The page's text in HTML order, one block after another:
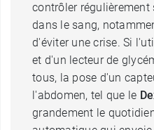
contrôler
dans le sang,
d'éviter une crise. Si
et d'un lecteur de
tous, la pose d'un
l'abdomen, tel que le
grandement le